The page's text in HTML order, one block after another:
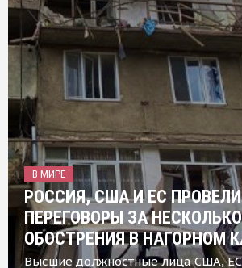
В МИРЕ
РОССИЯ, США И ЕС
ПЕРЕГОВОРЫ ЗА
ОБОСТРЕНИЯ В НАГОРНОМ
Высшие должностные лица США, ЕС